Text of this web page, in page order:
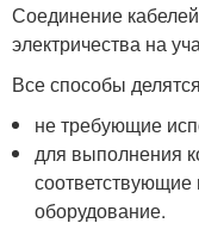
Соединение
электричества на
Все способы
не требующие
для выполнения
оборудование.